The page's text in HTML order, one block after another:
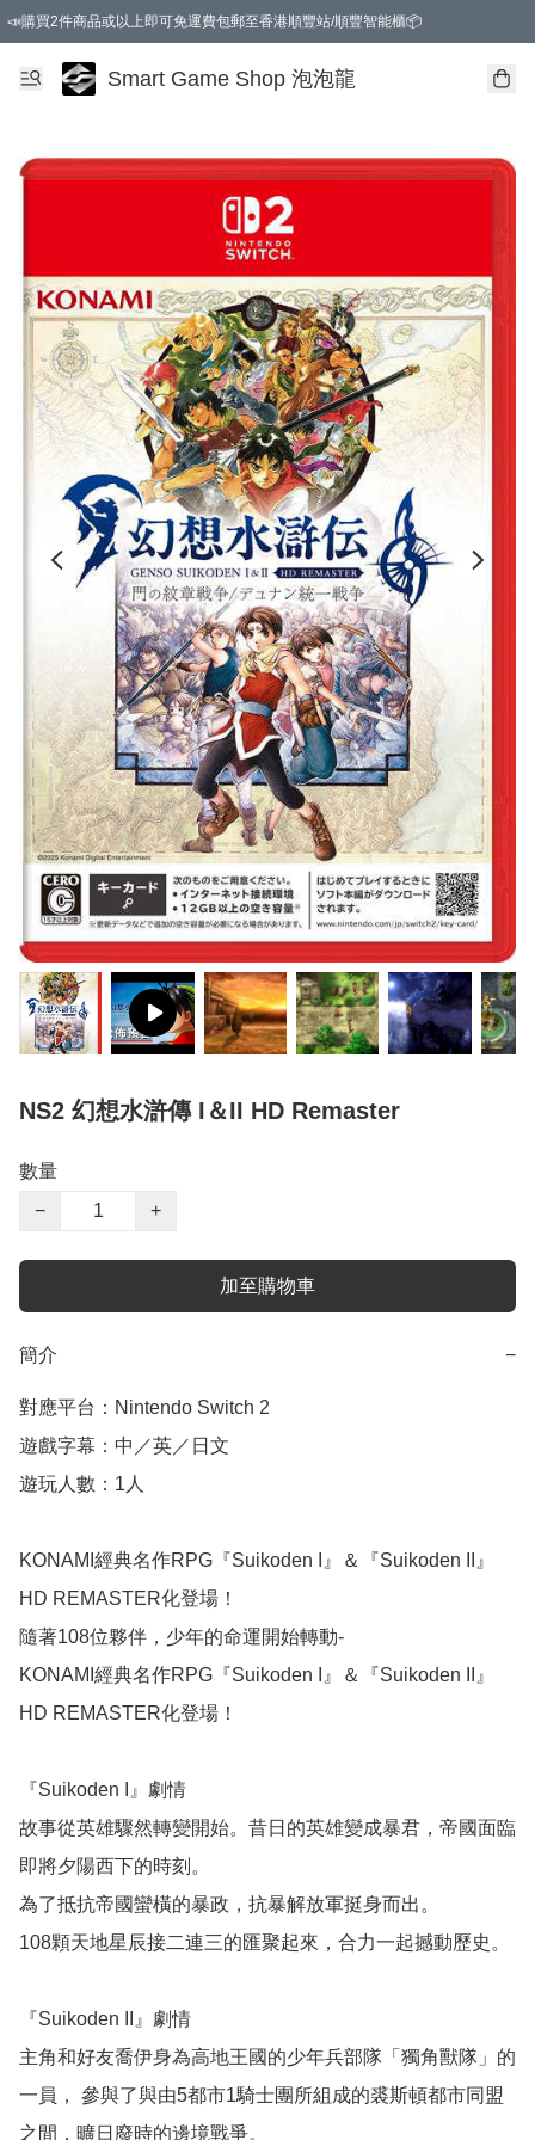
📣購買2件商品或以上即可免運費包郵至香港順豐站/順豐智能櫃📦
Smart Game Shop 泡泡龍
NS2 幻想水滸傳 I＆II HD Remaster
數量
−
+
加至購物車
簡介 −
對應平台：Nintendo Switch 2
遊戲字幕：中／英／日文
遊玩人數：1人
KONAMI經典名作RPG『Suikoden I』＆『Suikoden II』
HD REMASTER化登場！
隨著108位夥伴，少年的命運開始轉動-
KONAMI經典名作RPG『Suikoden I』＆『Suikoden II』
HD REMASTER化登場！
『Suikoden I』劇情
故事從英雄驟然轉變開始。昔日的英雄變成暴君，帝國面臨
即將夕陽西下的時刻。
為了抵抗帝國蠻橫的暴政，抗暴解放軍挺身而出。
108顆天地星辰接二連三的匯聚起來，合力一起撼動歷史。
『Suikoden II』劇情
主角和好友喬伊身為高地王國的少年兵部隊「獨角獸隊」的
一員， 參與了與由5都市1騎士團所組成的裘斯頓都市同盟
之間，曠日廢時的邊境戰爭。